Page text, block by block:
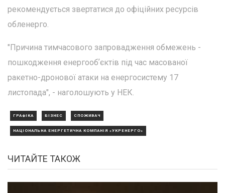
рекомендується звертатися до офіційних ресурсів
обленерго.
"Причина тимчасового запровадження обмежень -
пошкодження енергообʼєктів під час масованої
ракетно-дронової атаки на енергосистему 17
листопада", - наголошують у НЕК.
ГРАФІКА БІЗНЕС СПОЖИВАЧ
НАЦІОНАЛЬНА ЕНЕРГЕТИЧНА КОМПАНІЯ «УКРЕНЕРГО»
ЧИТАЙТЕ ТАКОЖ